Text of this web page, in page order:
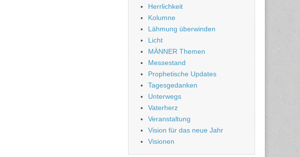
Herrlichkeit
Kolumne
Lähmung überwinden
Licht
MÄNNER Themen
Messestand
Prophetische Updates
Tagesgedanken
Unterwegs
Vaterherz
Veranstaltung
Vision für das neue Jahr
Visionen